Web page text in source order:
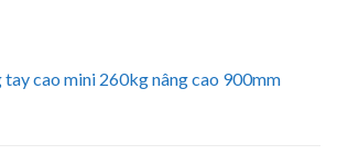
tay cao mini 260kg nâng cao 900mm